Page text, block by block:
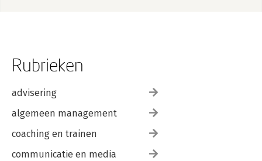
Rubrieken
advisering
algemeen management
coaching en trainen
communicatie en media